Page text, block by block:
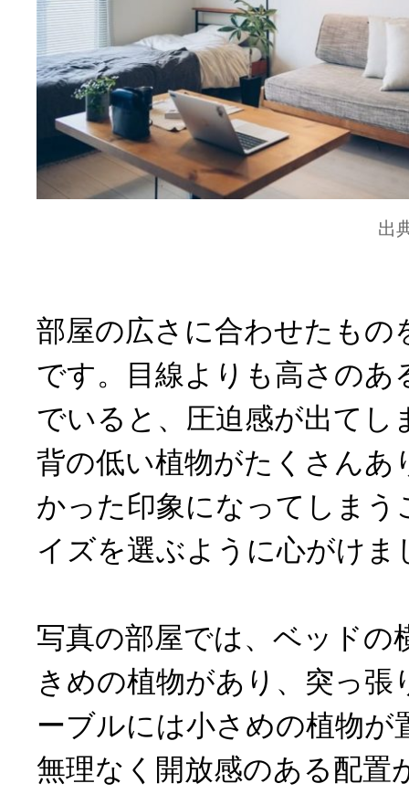
出
部屋の広さに合わせたもの
です。目線よりも高さのあ
でいると、圧迫感が出てし
背の低い植物がたくさんあ
かった印象になってしまう
イズを選ぶように心がけま
写真の部屋では、ベッドの
きめの植物があり、突っ張
ーブルには小さめの植物が
無理なく開放感のある配置